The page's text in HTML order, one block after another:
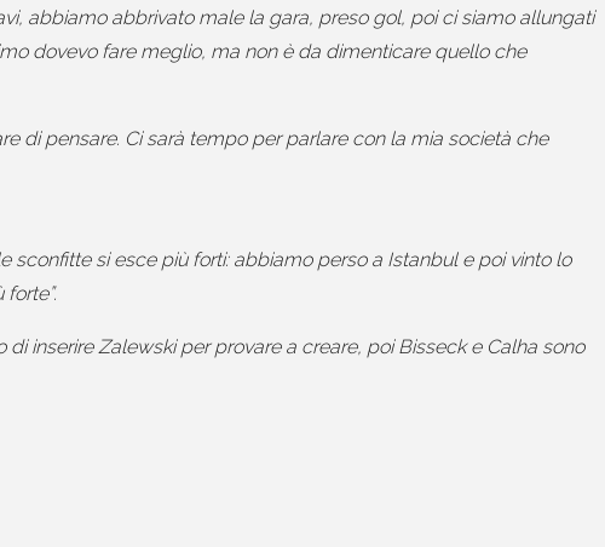
abbiamo abbrivato male la gara, preso gol, poi ci siamo allungati
dovevo fare meglio, ma non è da dimenticare quello che
di pensare. Ci sarà tempo per parlare con la mia società che
sconfitte si esce più forti: abbiamo perso a Istanbul e poi vinto lo
inserire Zalewski per provare a creare, poi Bisseck e Calha sono